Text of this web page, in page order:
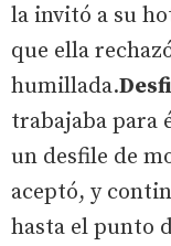
la invitó a su
que ella
humillada.
trabajaba para
un desfile de
aceptó, y
hasta el punto